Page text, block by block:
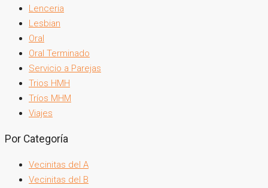
Lenceria
Lesbian
Oral
Oral Terminado
Servicio a Parejas
Trios HMH
Tríos MHM
Viajes
Por Categoría
Vecinitas del A
Vecinitas del B